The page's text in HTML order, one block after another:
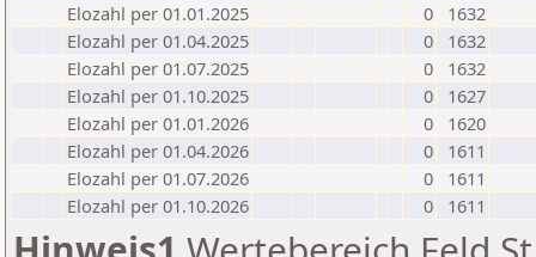
Elozahl per 01.01.2025
0
1632
Elozahl per 01.04.2025
0
1632
Elozahl per 01.07.2025
0
1632
Elozahl per 01.10.2025
0
1627
Elozahl per 01.01.2026
0
1620
Elozahl per 01.04.2026
0
1611
Elozahl per 01.07.2026
0
1611
Elozahl per 01.10.2026
0 1611